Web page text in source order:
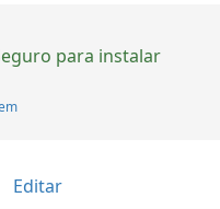
para instalar
Editar